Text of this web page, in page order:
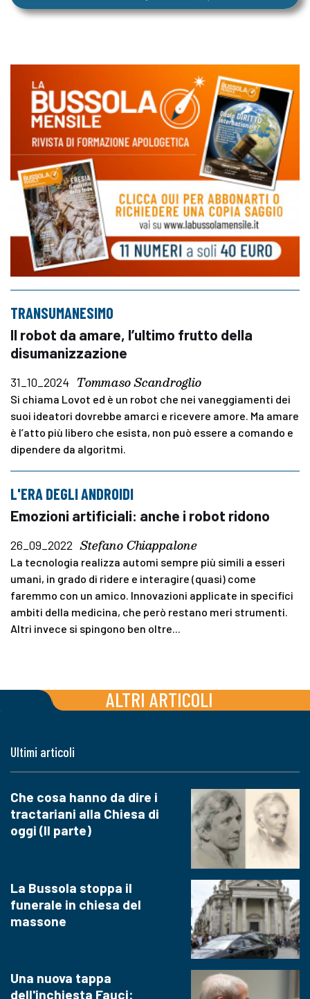
TRANSUMANESIMO
Il robot da amare, l’ultimo frutto della
disumanizzazione
31_10_2024 Tommaso Scandroglio
Si chiama Lovot ed è un robot che nei vaneggiamenti dei
suoi ideatori dovrebbe amarci e ricevere amore. Ma amare
è l’atto più libero che esista, non può essere a comando e
dipendere da algoritmi.
L'ERA DEGLI ANDROIDI
Emozioni artificiali: anche i robot ridono
26_09_2022 Stefano Chiappalone
La tecnologia realizza automi sempre più simili a esseri
umani, in grado di ridere e interagire (quasi) come
faremmo con un amico. Innovazioni applicate in specifici
ambiti della medicina, che però restano meri strumenti.
Altri invece si spingono ben oltre...
ALTRI ARTICOLI
Ultimi articoli
Che cosa hanno da dire i
tractariani alla Chiesa di
oggi (II parte)
La Bussola stoppa il
funerale in chiesa del
massone
Una nuova tappa
dell'inchiesta Fauci: